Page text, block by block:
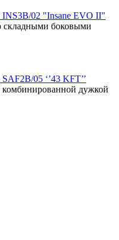
02 "Insane EVO II"
складными боковыми
05 ‘’43 KFT’’
дужкой